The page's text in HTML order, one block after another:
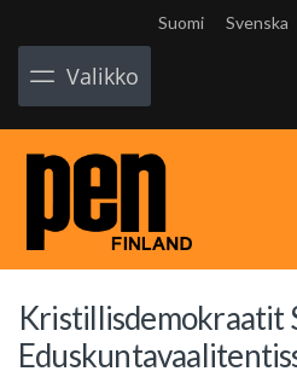
Suomi Svenska
Valikko
Kristillisdemokraatit